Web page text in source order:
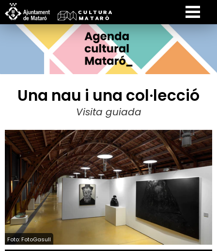
Una nau i una col·lecció
Visita guiada
Foto: FotoGasull